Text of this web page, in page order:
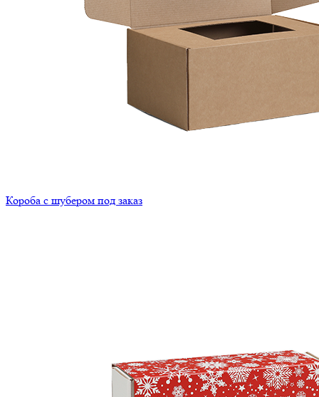
Короба с шубером под заказ